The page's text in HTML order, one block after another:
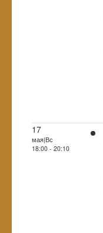
17
мая|Вс
18:00 - 20:10